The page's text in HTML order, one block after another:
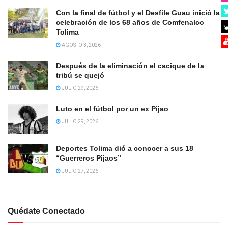
Con la final de fútbol y el Desfile Guau inició la
celebración de los 68 años de Comfenalco
Tolima
AGOSTO 3, 2026
Después de la eliminación el cacique de la
tribú se quejó
JULIO 29, 2026
Luto en el fútbol por un ex Pijao
JULIO 29, 2026
Deportes Tolima dió a conocer a sus 18
“Guerreros Pijaos”
JULIO 27, 2026
Quédate Conectado